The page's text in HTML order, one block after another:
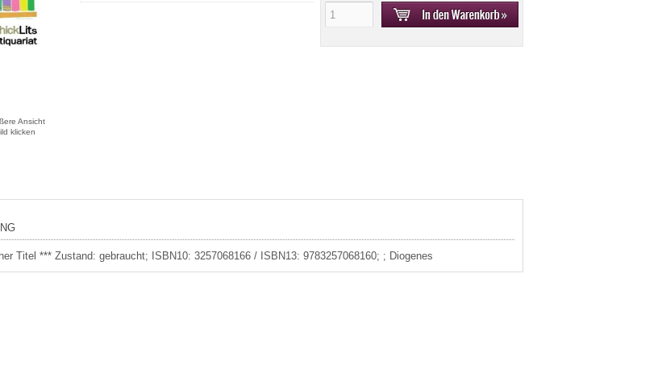
Ansicht
klicken
Titel *** Zustand: gebraucht; ISBN10: 3257068166 / ISBN13: 9783257068160; ; Diogenes